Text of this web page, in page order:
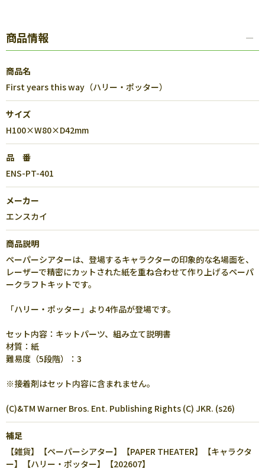
商品情報
商品名
First years this way（ハリー・ポッター）
サイズ
H100×W80×D42mm
品 番
ENS-PT-401
メーカー
エンスカイ
商品説明
ペーパーシアターは、登場するキャラクターの印象的な名場面を、
レーザーで精密にカットされた紙を重ね合わせて作り上げるペーパ
ークラフトキットです。
「ハリー・ポッター」より4作品が登場です。
セット内容：キットパーツ、組み立て説明書
材質：紙
難易度（5段階）：3
※接着剤はセット内容に含まれません。
(C)&TM Warner Bros. Ent. Publishing Rights (C) JKR. (s26)
補足
【雑貨】【ペーパーシアター】【PAPER THEATER】【キャラクタ
ー】【ハリー・ポッター】【202607】